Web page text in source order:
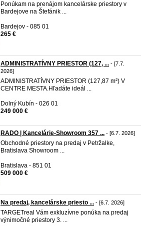
Ponúkam na prenájom kancelárske priestory v
Bardejove na Štefánik ...
Bardejov - 085 01
265 €
ADMINISTRATÍVNY PRIESTOR (127, ... - [7.7.
2026]
ADMINISTRATÍVNY PRIESTOR (127,87 m²) V
CENTRE MESTA.Hľadáte ideál ...
Dolný Kubín - 026 01
249 000 €
RADO | Kancelárie-Showroom 357 ... - [6.7. 2026]
Obchodné priestory na predaj v Petržalke,
Bratislava Showroom ...
Bratislava - 851 01
509 000 €
Na predaj, kancelárske priesto ... - [6.7. 2026]
TARGETreal Vám exkluzívne ponúka na predaj
výnimočné priestory 3. ...